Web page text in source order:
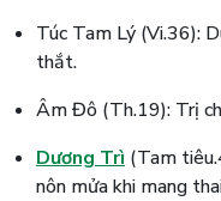
Túc Tam Lý (Vi.36):
thắt.
Âm Đô (Th.19): Trị
Dương Trì (Tam
nôn mửa khi mang